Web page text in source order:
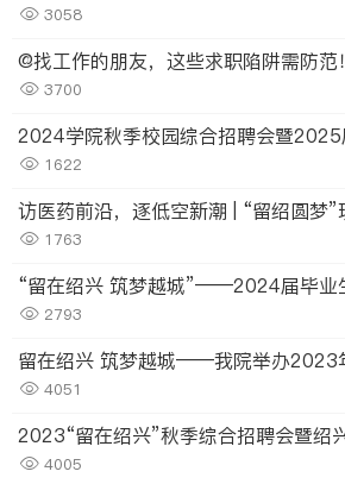
3058
@找工作的朋友，这些求职陷阱需防范！
3700
1622
1763
2793
4051
4005